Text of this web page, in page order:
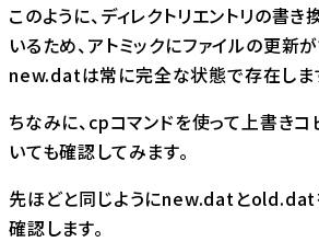
このように、ディレクトリエントリの書
いるため、アトミックにファイルの更新が
new.datは常に完全な状態で存在しま
ちなみに、cpコマンドを使って上書き
いても確認してみます。
先ほどと同じようにnew.datとold.dat
確認します。